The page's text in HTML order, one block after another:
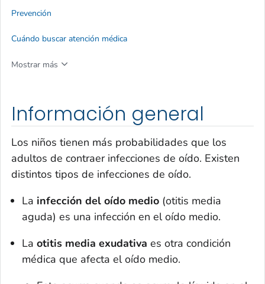
Información general
Los niños tienen más probabilidades que los
adultos de contraer infecciones de oído. Existen
distintos tipos de infecciones de oído.
La infección del oído medio (otitis media
aguda) es una infección en el oído medio.
La otitis media exudativa es otra condición
médica que afecta el oído medio.
Prevención
Cuándo buscar atención médica
Mostrar más